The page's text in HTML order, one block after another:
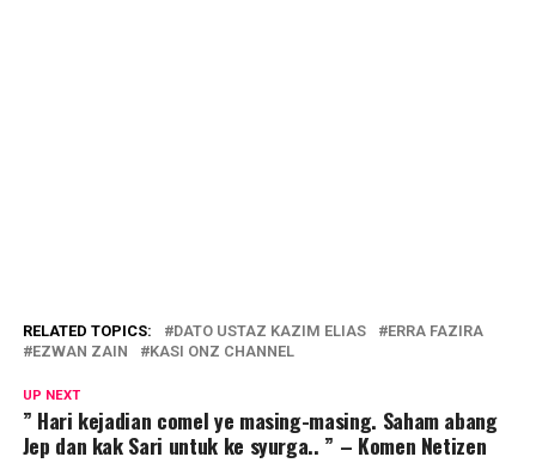
RELATED TOPICS: DATO USTAZ KAZIM ELIAS
ERRA FAZIRA
EZWAN ZAIN
KASI ONZ CHANNEL
UP NEXT
” Hari kejadian comel ye masing-masing. Saham abang
Jep dan kak Sari untuk ke syurga.. ” – Komen Netizen